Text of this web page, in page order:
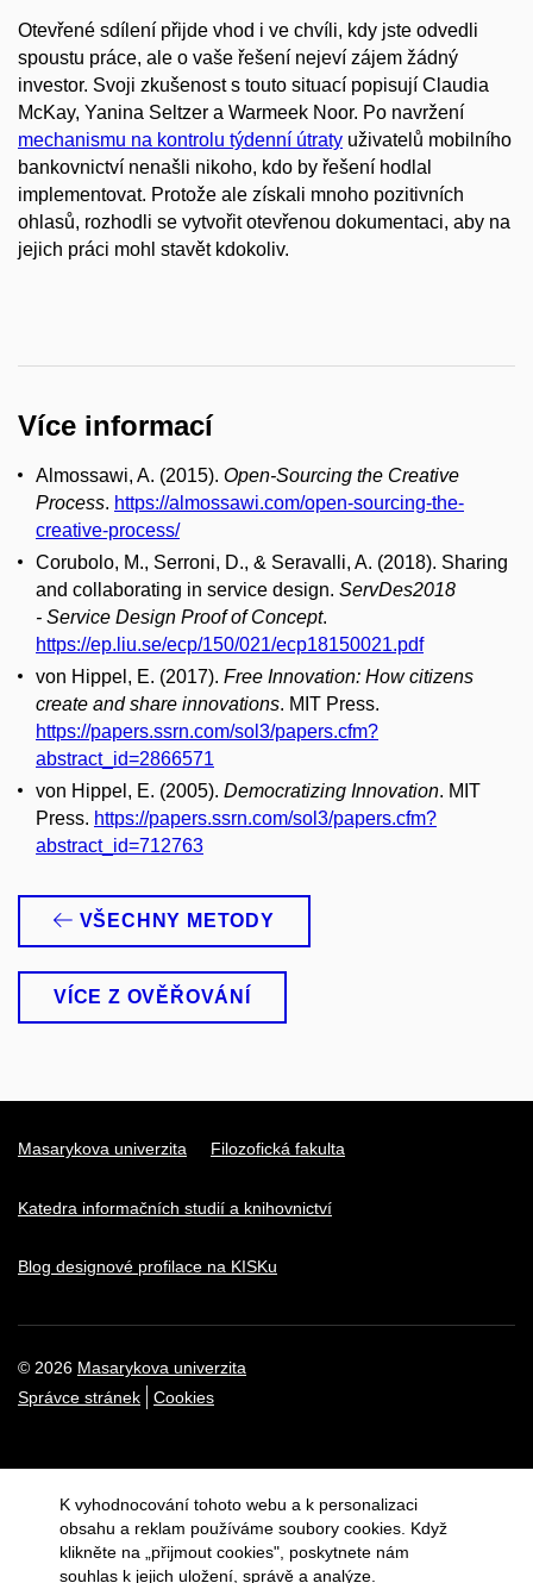
Otevřené sdílení přijde vhod i ve chvíli, kdy jste odvedli
spoustu práce, ale o vaše řešení nejeví zájem žádný
investor. Svoji zkušenost s touto situací popisují Claudia
McKay, Yanina Seltzer a Warmeek Noor. Po navržení
mechanismu na kontrolu týdenní útraty uživatelů mobilního
bankovnictví nenašli nikoho, kdo by řešení hodlal
implementovat. Protože ale získali mnoho pozitivních
ohlasů, rozhodli se vytvořit otevřenou dokumentaci, aby na
jejich práci mohl stavět kdokoliv.
Více informací
Almossawi, A. (2015). Open-Sourcing the Creative
Process. https://almossawi.com/open-sourcing-the-
creative-process/
Corubolo, M., Serroni, D., & Seravalli, A. (2018). Sharing
and collaborating in service design. ServDes2018
- Service Design Proof of Concept.
https://ep.liu.se/ecp/150/021/ecp18150021.pdf
von Hippel, E. (2017). Free Innovation: How citizens
create and share innovations. MIT Press.
https://papers.ssrn.com/sol3/papers.cfm?
abstract_id=2866571
von Hippel, E. (2005). Democratizing Innovation. MIT
Press. https://papers.ssrn.com/sol3/papers.cfm?
abstract_id=712763
VŠECHNY METODY
VÍCE Z OVĚŘOVÁNÍ
Masarykova univerzita Filozofická fakulta
Katedra informačních studií a knihovnictví
Blog designové profilace na KISKu
© 2026 Masarykova univerzita
Správce stránek
Cookies
K vyhodnocování tohoto webu a k personalizaci
obsahu a reklam používáme soubory cookies. Když
klikněte na „přijmout cookies", poskytnete nám
souhlas k jejich uložení, správě a analýze.